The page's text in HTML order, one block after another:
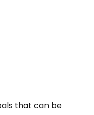
that can be